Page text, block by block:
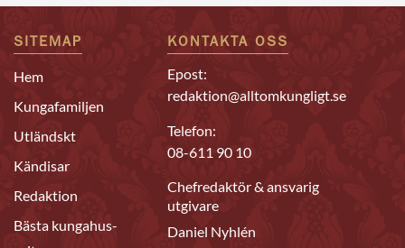
SITEMAP
Hem
Kungafamiljen
Utländskt
Kändisar
Redaktion
Bästa kungahus-
KONTAKTA OSS
Epost:
redaktion@alltomkungligt.se
Telefon:
08-611 90 10
Chefredaktör & ansvarig
utgivare
Daniel Nyhlén